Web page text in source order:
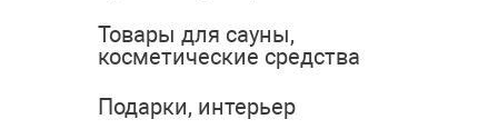
Товары для сауны,
косметические средства
Подарки, интерьер